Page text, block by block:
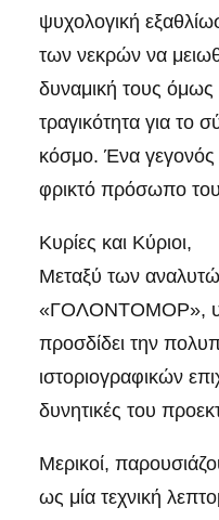
ψυχολογική
των νεκρών να
δυναμική τους όμως
τραγικότητα για το
κόσμο. Ένα
φρικτό πρόσωπο
Κυρίες και Κύριοι,
Μεταξύ των
«ΓΟΛΟΝΤΟΜΟΡ»,
προσδίδει την
ιστοριογραφικών
δυνητικές του
Μερικοί,
ως μία τεχνική